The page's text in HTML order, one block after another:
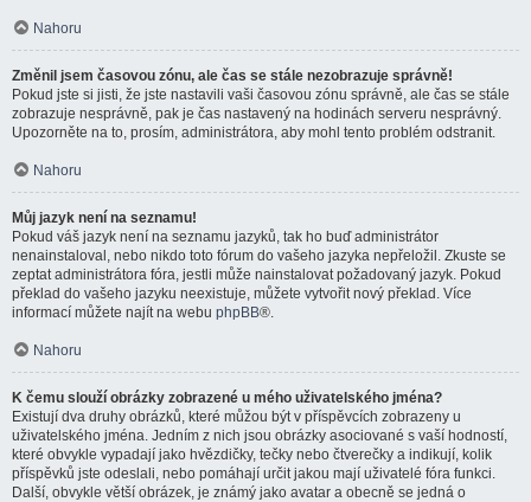
Nahoru
Změnil jsem časovou zónu, ale čas se stále nezobrazuje správně!
Pokud jste si jisti, že jste nastavili vaši časovou zónu správně, ale čas se stále
zobrazuje nesprávně, pak je čas nastavený na hodinách serveru nesprávný.
Upozorněte na to, prosím, administrátora, aby mohl tento problém odstranit.
Nahoru
Můj jazyk není na seznamu!
Pokud váš jazyk není na seznamu jazyků, tak ho buď administrátor
nenainstaloval, nebo nikdo toto fórum do vašeho jazyka nepřeložil. Zkuste se
zeptat administrátora fóra, jestli může nainstalovat požadovaný jazyk. Pokud
překlad do vašeho jazyku neexistuje, můžete vytvořit nový překlad. Více
informací můžete najít na webu phpBB®.
Nahoru
K čemu slouží obrázky zobrazené u mého uživatelského jména?
Existují dva druhy obrázků, které můžou být v příspěvcích zobrazeny u
uživatelského jména. Jedním z nich jsou obrázky asociované s vaší hodností,
které obvykle vypadají jako hvězdičky, tečky nebo čtverečky a indikují, kolik
příspěvků jste odeslali, nebo pomáhají určit jakou mají uživatelé fóra funkci.
Další, obvykle větší obrázek, je známý jako avatar a obecně se jedná o